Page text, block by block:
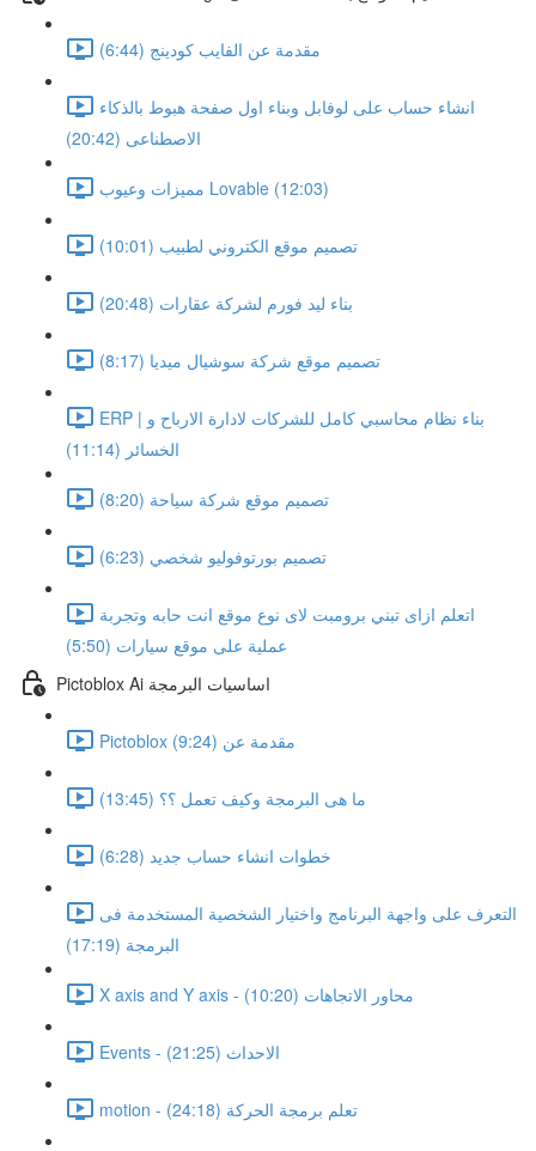
مقدمة عن الفايب كودينج (6:44)
انشاء حساب على لوفابل وبناء اول صفحة هبوط بالذكاء
الاصطناعى (20:42)
مميزات وعيوب Lovable (12:03)
تصميم موقع الكتروني لطبيب (10:01)
بناء ليد فورم لشركة عقارات (20:48)
تصميم موقع شركة سوشيال ميديا (8:17)
ERP | بناء نظام محاسبي كامل للشركات لادارة الارباح و
الخسائر (11:14)
تصميم موقع شركة سياحة (8:20)
تصميم بورتوفوليو شخصي (6:23)
اتعلم ازاى تبني برومبت لاى نوع موقع انت حابه وتجربة
عملية على موقع سيارات (5:50)
Pictoblox Ai اساسيات البرمجة
Pictoblox مقدمة عن (9:24)
ما هى البرمجة وكيف تعمل ؟؟ (13:45)
خطوات انشاء حساب جديد (6:28)
التعرف على واجهة البرنامج واختيار الشخصية المستخدمة فى
البرمجة (17:19)
X axis and Y axis - محاور الاتجاهات (10:20)
Events - الاحداث (21:25)
motion - تعلم برمجة الحركة (24:18)